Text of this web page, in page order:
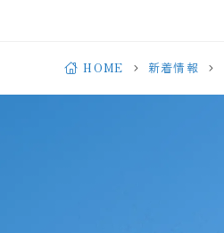
HOME 新着情報